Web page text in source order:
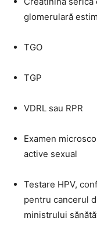
glomerulară
TGO
TGP
VDRL sau RPR
Examen
active sexual
Testare HPV,
pentru cancerul
ministrului